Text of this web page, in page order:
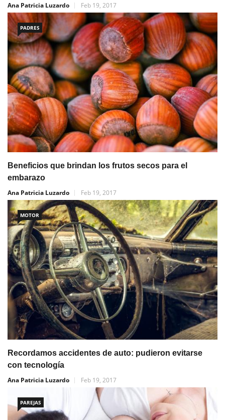
Ana Patricia Luzardo
Feb 19, 2017
PADRES
Beneficios que brindan los frutos secos para el
embarazo
Ana Patricia Luzardo
Feb 19, 2017
MOTOR
Recordamos accidentes de auto: pudieron evitarse
con tecnología
Ana Patricia Luzardo
Feb 19, 2017
PAREJAS